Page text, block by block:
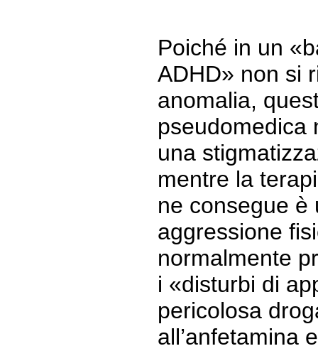
Poiché in un
ADHD» non si
anomalia,
pseudomedica
una
mentre la
ne consegue è
aggressione
normalmente
i «disturbi di
pericolosa
all’anfetamina